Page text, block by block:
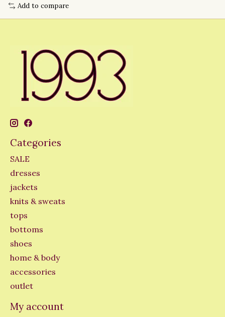
Add to compare
Categories
SALE
dresses
jackets
knits & sweats
tops
bottoms
shoes
home & body
accessories
outlet
My account